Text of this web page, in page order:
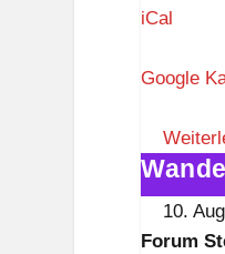
u
S
t
e
iCal
Google
„600
10.
Forum